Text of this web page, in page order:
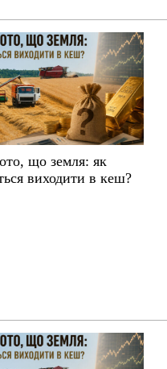
що земля: як
виходити в кеш?